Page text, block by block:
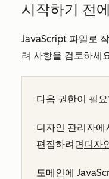
시작하기 전에
JavaScript 파일로
려 사항을 검토하세
다음 권한이 필
디자인 관리자
편집하려면디자
도메인에